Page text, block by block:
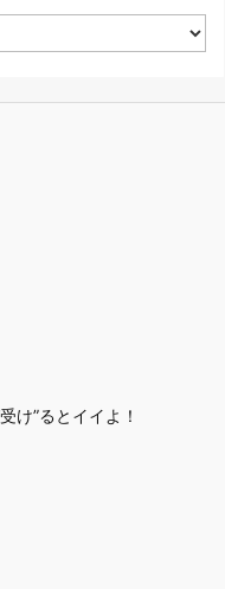
け”るとイイよ！